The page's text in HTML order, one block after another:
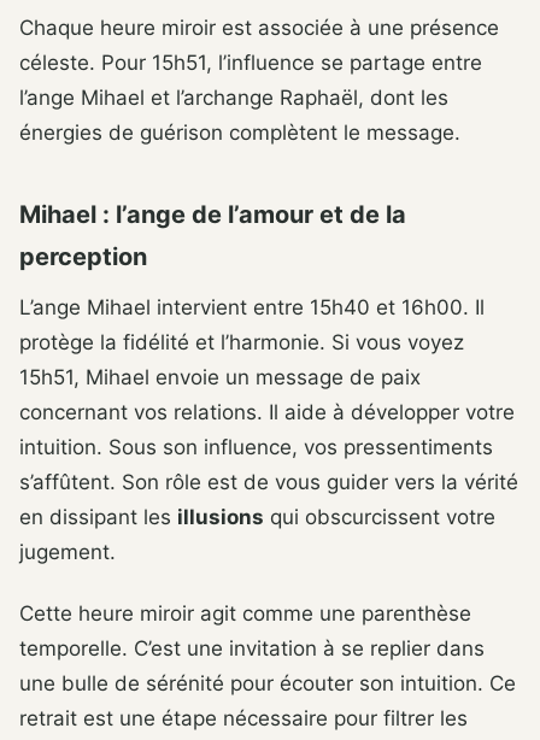
Chaque heure miroir est associée à une présence
céleste. Pour 15h51, l’influence se partage entre
l’ange Mihael et l’archange Raphaël, dont les
énergies de guérison complètent le message.
Mihael : l’ange de l’amour et de la
perception
L’ange Mihael intervient entre 15h40 et 16h00. Il
protège la fidélité et l’harmonie. Si vous voyez
15h51, Mihael envoie un message de paix
concernant vos relations. Il aide à développer votre
intuition. Sous son influence, vos pressentiments
s’affûtent. Son rôle est de vous guider vers la vérité
en dissipant les illusions qui obscurcissent votre
jugement.
Cette heure miroir agit comme une parenthèse
temporelle. C’est une invitation à se replier dans
une bulle de sérénité pour écouter son intuition. Ce
retrait est une étape nécessaire pour filtrer les